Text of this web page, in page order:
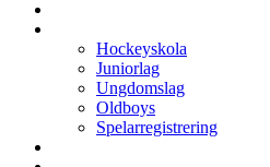
Hockeyskola
Juniorlag
Ungdomslag
Oldboys
Spelarregistrering